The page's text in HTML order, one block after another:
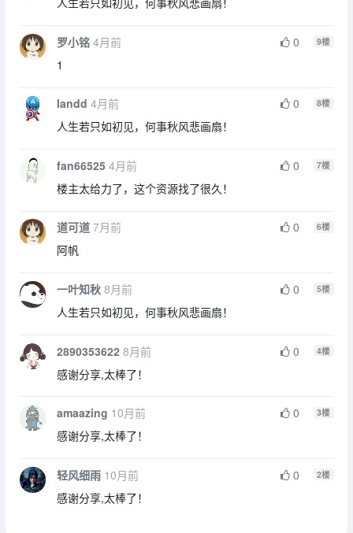
罗小铭 4月前 0 9楼
1
landd 4月前 0 8楼
人生若只如初见，何事秋风悲画扇！
fan66525 4月前 0 7楼
楼主太给力了，这个资源找了很久！
道可道 7月前 0 6楼
阿帆
一叶知秋 8月前 0 5楼
人生若只如初见，何事秋风悲画扇！
2890353622 8月前 0 4楼
感谢分享,太棒了！
amaazing 10月前 0 3楼
感谢分享,太棒了！
轻风细雨 10月前 0 2楼
感谢分享,太棒了！